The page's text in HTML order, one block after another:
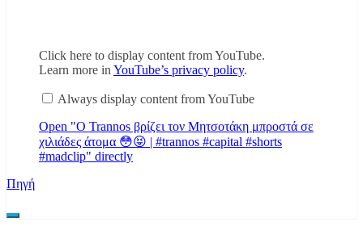
Display
"Ο
Trannos
βρίζει
τον
μπροστά
σε
χιλιάδες
άτομα
Click here to display content from YouTube.
Learn more in YouTube’s privacy policy.
Always display content from YouTube
Open "Ο Trannos βρίζει τον Μητσοτάκη μπροστά σε
χιλιάδες άτομα 😳😝 | #trannos #capital #shorts
#madclip" directly
Πηγή